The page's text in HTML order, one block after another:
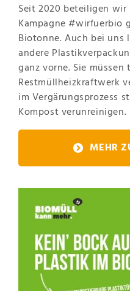
Seit 2020 beteiligen
Kampagne #wirfuerbio
Biotonne. Auch bei
andere
ganz vorne. Sie
Restmüllheizkraftwerk
im Vergärungsprozess
Kompost verunreinigen.
MEHR